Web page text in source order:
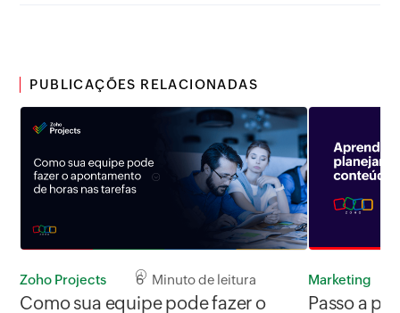
PUBLICAÇÕES RELACIONADAS
Zoho Projects 6 Minuto de leitura
Como sua equipe pode fazer o
Marketing
Passo a